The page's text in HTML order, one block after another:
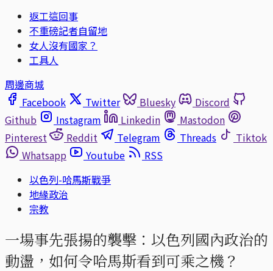
返工這回事
不重磅記者自留地
女人沒有國家？
工具人
周邊商城
Facebook
Twitter Bluesky
Discord
Github
Instagram Linkedin
Mastodon
Pinterest
Reddit Telegram Threads
Tiktok
Whatsapp
Youtube
RSS
以色列-哈馬斯戰爭
地緣政治
宗教
一場事先張揚的襲擊：以色列國內政治的
動盪，如何令哈馬斯看到可乘之機？